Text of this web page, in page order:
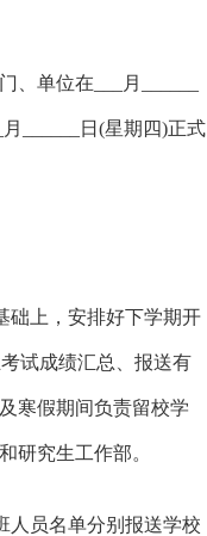
单位在___月______
______日(星期四)正式
础上，安排好下学期开
试成绩汇总、报送有
寒假期间负责留校学
研究生工作部。
人员名单分别报送学校